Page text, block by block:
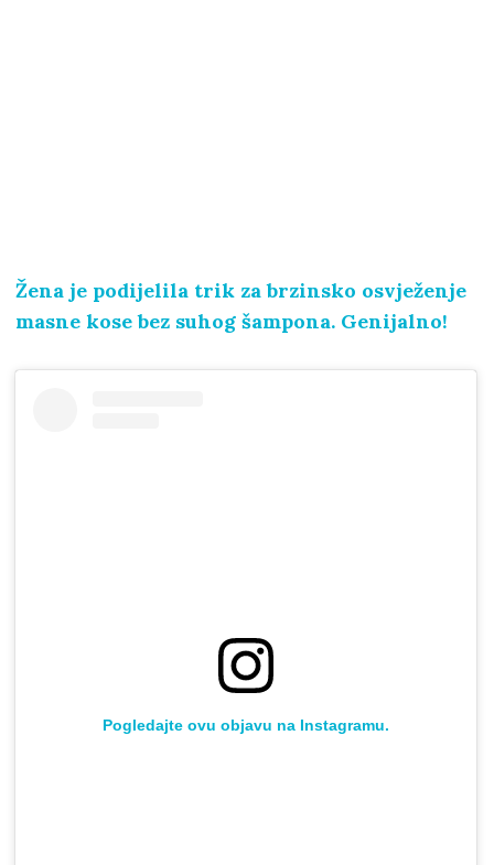
Žena je podijelila trik za brzinsko osvježenje
masne kose bez suhog šampona. Genijalno!
Pogledajte ovu objavu na Instagramu.